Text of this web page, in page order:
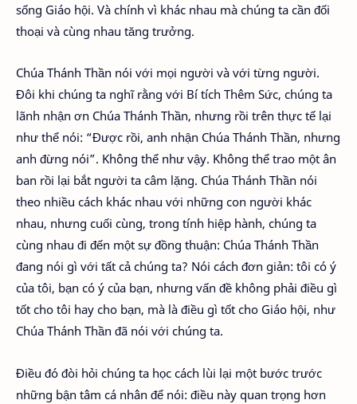
sống Giáo hội. Và chính vì khác nhau mà chúng ta cần đối
thoại và cùng nhau tăng trưởng.
Chúa Thánh Thần nói với mọi người và với từng người.
Đôi khi chúng ta nghĩ rằng với Bí tích Thêm Sức, chúng ta
lãnh nhận ơn Chúa Thánh Thần, nhưng rồi trên thực tế lại
như thể nói: “Được rồi, anh nhận Chúa Thánh Thần, nhưng
anh đừng nói”. Không thể như vậy. Không thể trao một ân
ban rồi lại bắt người ta câm lặng. Chúa Thánh Thần nói
theo nhiều cách khác nhau với những con người khác
nhau, nhưng cuối cùng, trong tính hiệp hành, chúng ta
cùng nhau đi đến một sự đồng thuận: Chúa Thánh Thần
đang nói gì với tất cả chúng ta? Nói cách đơn giản: tôi có ý
của tôi, bạn có ý của bạn, nhưng vấn đề không phải điều gì
tốt cho tôi hay cho bạn, mà là điều gì tốt cho Giáo hội, như
Chúa Thánh Thần đã nói với chúng ta.
Điều đó đòi hỏi chúng ta học cách lùi lại một bước trước
những bận tâm cá nhân để nói: điều này quan trọng hơn